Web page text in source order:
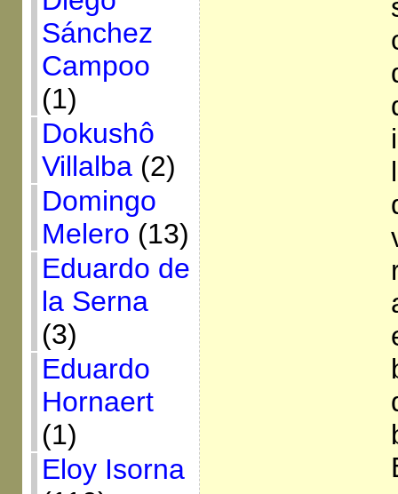
Sánchez
Campoo
(1)
Dokushô
Villalba(2)
Domingo
Melero (13)
Eduardo de
la Serna
(3)
Eduardo
Hornaert
(1)
Eloy Isorna